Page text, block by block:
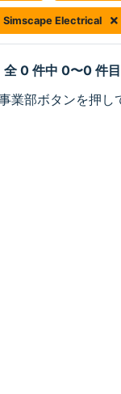
Simscape Electrical
全 0 件中 0〜0 件
業部ボタンを押し